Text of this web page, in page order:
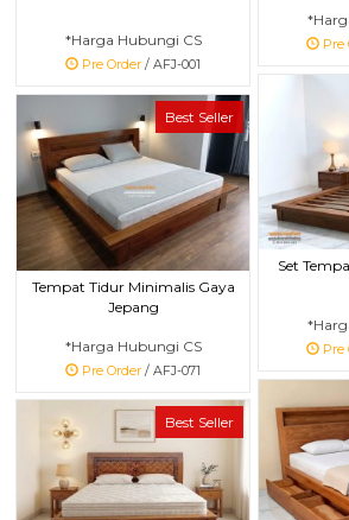
*Harga Hubungi CS
Pre Order / AFJ-001
Pre
Set
Pre
Best Seller
Tempat Tidur Minimalis Gaya
Jepang
*Harga Hubungi CS
Pre Order / AFJ-071
Best Seller